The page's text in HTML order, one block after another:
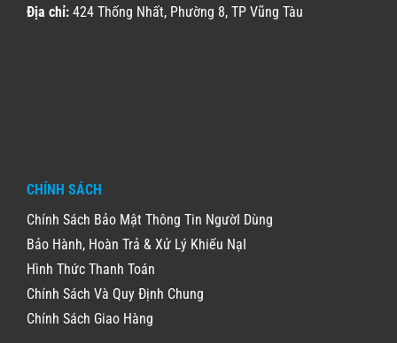
Địa chỉ:424 Thống Nhất, Phường 8, TP Vũng Tàu
CHÍNH SÁCH
Chính Sách Bảo Mật Thông Tin NgườI Dùng
Bảo Hành, Hoàn Trả & Xử Lý Khiếu NạI
Hình Thức Thanh Toán
Chính Sách Và Quy Định Chung
Chính Sách Giao Hàng